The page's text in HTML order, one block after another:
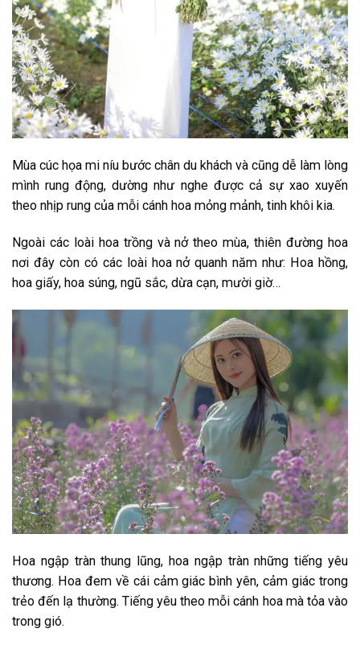
Mùa cúc họa mi níu bước chân du khách và cũng dễ làm lòng
mình rung động, dường như nghe được cả sự xao xuyến
theo nhịp rung của mỗi cánh hoa mỏng mảnh, tinh khôi kia.
Ngoài các loài hoa trồng và nở theo mùa, thiên đường hoa
nơi đây còn có các loài hoa nở quanh năm như: Hoa hồng,
hoa giấy, hoa súng, ngũ sắc, dừa cạn, mười giờ…
Hoa ngập tràn thung lũng, hoa ngập tràn những tiếng yêu
thương. Hoa đem về cái cảm giác bình yên, cảm giác trong
trẻo đến lạ thường. Tiếng yêu theo mỗi cánh hoa mà tỏa vào
trong gió.